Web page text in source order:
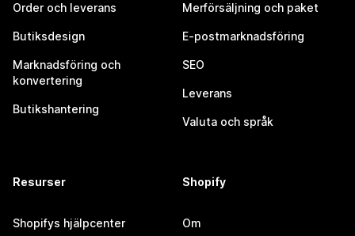
Order och leverans
Butiksdesign
Marknadsföring och
konvertering
Butikshantering
Merförsäljning och paket
E-postmarknadsföring
SEO
Leverans
Valuta och språk
Resurser
Shopifys hjälpcenter
Shopify
Om